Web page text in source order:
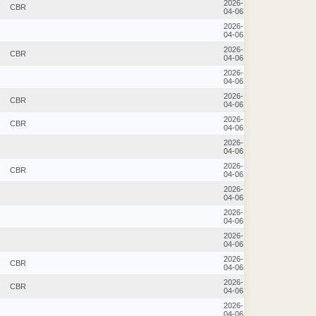
CBR
2026-
04-06
2026-
04-06
CBR
2026-
04-06
2026-
04-06
CBR
2026-
04-06
CBR
2026-
04-06
2026-
04-06
CBR
2026-
04-06
2026-
04-06
2026-
04-06
2026-
04-06
CBR
2026-
04-06
CBR
2026-
04-06
2026-
04-06